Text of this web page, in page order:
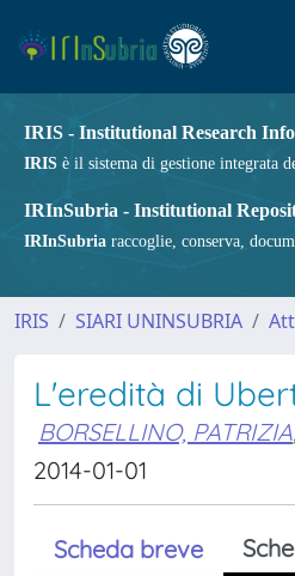
IRIS - Institutional Research
IRIS è il sistema di gestione integrata
IRInSubria - Institutional
IRInSubria raccoglie, conserva,
IRIS SIARI UNINSUBRIA
L'eredità di
BORSELLINO, PATRIZIA
2014-01-01
Scheda breve